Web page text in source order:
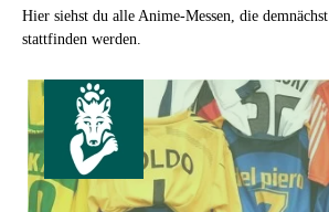
Hier siehst du alle Anime-Messen, die
stattfinden werden.